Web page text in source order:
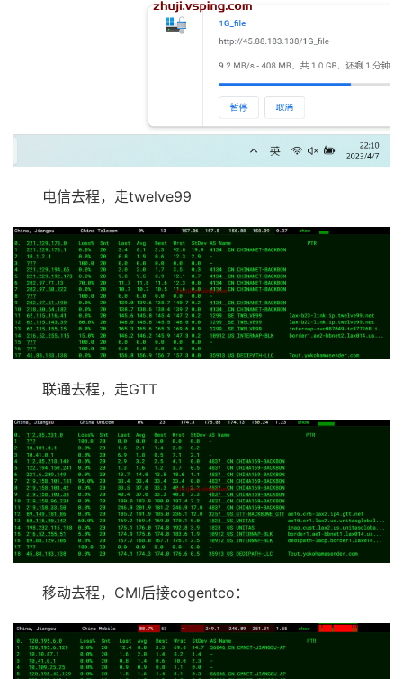
电信去程，走twelve99
联通去程，走GTT
移动去程，CMI后接cogentco：